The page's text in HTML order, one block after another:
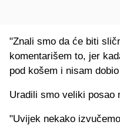
"Znali smo da će biti
komentarišem to, jer
pod košem i nisam
Uradili smo veliki posao
"Uvijek nekako